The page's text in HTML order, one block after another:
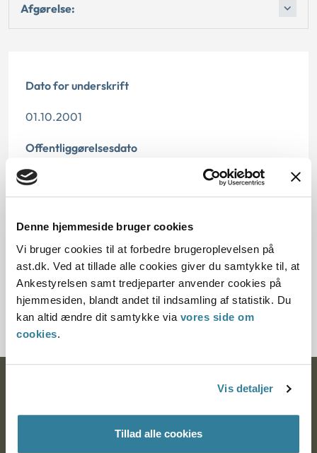
Denne hjemmeside bruger cookies
Vi bruger cookies til at forbedre brugeroplevelsen på
ast.dk. Ved at tillade alle cookies giver du samtykke til, at
Ankestyrelsen samt tredjeparter anvender cookies på
hjemmesiden, blandt andet til indsamling af statistik. Du
kan altid ændre dit samtykke via vores side om
cookies.
Vis detaljer
Tillad alle cookies
Afgørelse:
Dato for underskrift
01.10.2001
Offentliggørelsesdato
11.07.2013
105313-00
Postadresse: